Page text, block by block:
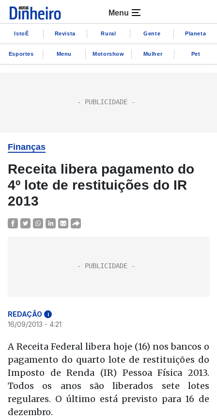
Menu
IstoÉ Revista Rural Gente Planeta
Esportes Menu Motorshow Mulher Pet
Finanças
Receita libera pagamento do
4º lote de restituições do IR
2013
REDAÇÃO i
16/09/2013 - 4:21
A Receita Federal libera hoje (16) nos bancos o
pagamento do quarto lote de restituições do
Imposto de Renda (IR) Pessoa Física 2013.
Todos os anos são liberados sete lotes
regulares. O último está previsto para 16 de
dezembro.